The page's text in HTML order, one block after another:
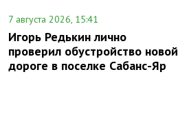
7 августа 2026, 15:41
Игорь Редькин лично
проверил обустройство новой
дороге в поселке Сабанс-Яр